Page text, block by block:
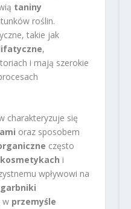
taniny
roślin.
takie jak
,
i mają szerokie
charakteryzuje się
oraz sposobem
często
kosmetykach i
wpływowi na
garbniki
w przemyśle